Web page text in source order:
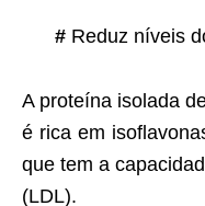
# Reduz níveis
A proteína isolada
é rica em
que tem a
(LDL).